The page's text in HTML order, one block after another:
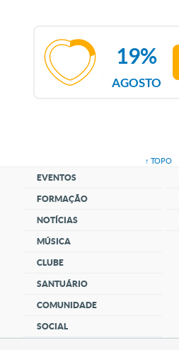
AGOSTO
19%
↑ TOPO
EVENTOS
FORMAÇÃO
NOTÍCIAS
MÚSICA
CLUBE
SANTUÁRIO
COMUNIDADE
SOCIAL